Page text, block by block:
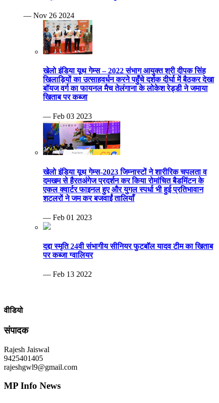
— Nov 26 2024
खेलो इंडिया यूथ गेम्स – 2022 संभाग आयुक्त श्री दीपक सिंह
खिलाड़ियों का उत्साहवर्धन करने पहुँचे दर्शक दीर्घा में बैठकर देखा
बॉयज वर्ग का फायनल मैच तेलंगाना के लोकेश रेड्डी ने जमाया
खिताब पर कब्जा
— Feb 03 2023
खेलो इंडिया यूथ गेम्स-2023 जिम्नास्टों ने शारीरिक चपलता व
दमखम से हैरतअंगेज प्रदर्शन कर किया रोमांचित बैडमिंटन के
एकल क्वार्टर फाइनल हुए और युगल स्पर्धा भी हुई प्रतिभावान
शटलरों ने जम कर बजवाईं तालियाँ
— Feb 01 2023
दद्दा स्मृति 24वी संभागीय सीनियर फुटबॉल यादव टीम का खिताब
पर कब्जा ग्वालियर
— Feb 13 2022
वीडियो
संपादक
Rajesh Jaiswal
9425401405
rajeshgwl9@gmail.com
MP Info News